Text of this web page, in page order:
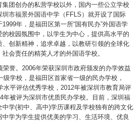
集团创办的私营学校以外，国内一些公立学校
市福景外国语中学（FFLS）就开设了国际
年，是福田区第一所“国有民办”外国语学
校园氛围中，以学生为中心，提供高水平的
创新精神，追求卓越，以教研引领的全球化
会责任的精英人才的外国语学校。
誉。2006年荣获深圳市政府颁发的办学效益
学校，是福田区首家省一级的民办学校，
水平评估优秀学校，2012年被深圳市教育局评
年被评为深圳市优质民办学校。目前，深圳福
学(初中、高中)学历课程及学校独有的跨文化
学为学生提供优美的学习、生活环境、优良